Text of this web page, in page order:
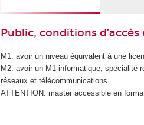
Public, conditions
M1: avoir un niveau équivalent à une
M2: avoir un M1 informatique, spécialité
réseaux et télécommunications.
ATTENTION: master accessible en